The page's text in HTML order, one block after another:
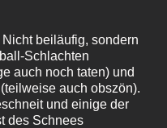
beiläufig, sondern
Schlachten
auch noch taten) und
auch obszön).
und einige der
des Schnees